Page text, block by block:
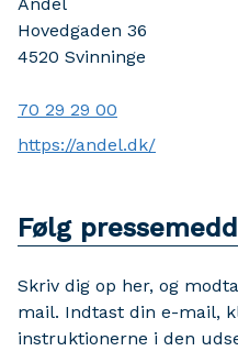
Hovedgaden 36
4520 Svinninge
70 29 29 00
https://andel.dk/
Følg
Skriv dig op her, og
mail. Indtast din e-mail,
instruktionerne i den